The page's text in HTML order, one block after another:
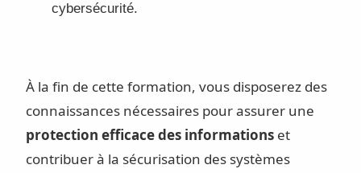
cybersécurité.
À la fin de cette formation, vous disposerez des
connaissances nécessaires pour assurer une
protection efficace des informationset
contribuer à la sécurisation des systèmes